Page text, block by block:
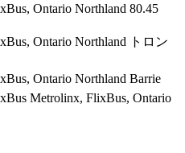
Ontario Northland 80.45
Ontario Northland
トロン
Ontario Northland Barrie
Metrolinx, FlixBus, Ontario